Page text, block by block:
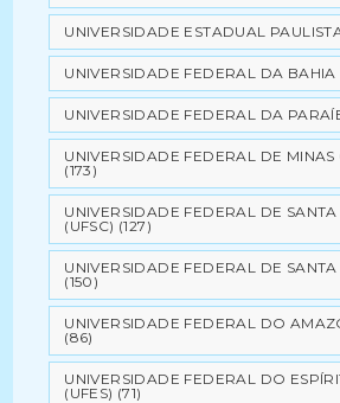
UNIVERSIDADE ESTADUAL
UNIVERSIDADE FEDERAL DA BAHIA
UNIVERSIDADE FEDERAL DA
UNIVERSIDADE FEDERAL DE MINAS
(173)
UNIVERSIDADE FEDERAL DE
(UFSC) (127)
UNIVERSIDADE FEDERAL DE
(150)
UNIVERSIDADE FEDERAL DO
(86)
UNIVERSIDADE FEDERAL DO
(UFES) (71)